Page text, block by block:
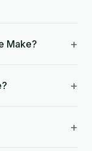
Make? +
+
+